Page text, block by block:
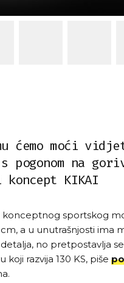
ćemo moći
pogonom na
KIKAI
sportskog
a u unutrašnjosti ima
no pretpostavlja
razvija 130 KS, piše